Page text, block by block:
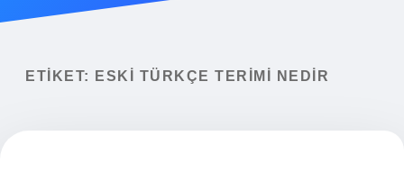
ETIKET: ESKI TÜRKÇE TERIMI NEDIR